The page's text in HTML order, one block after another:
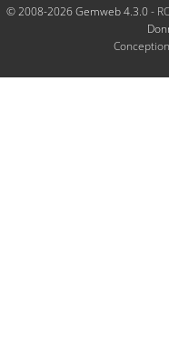
© 2008-2026 Gemweb 4.3.0-